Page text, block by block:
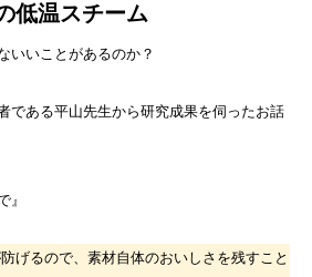
低温スチーム
いいことがあるのか？
である平山先生から研究成果を伺ったお話
』
げるので、素材自体のおいしさを残すこと